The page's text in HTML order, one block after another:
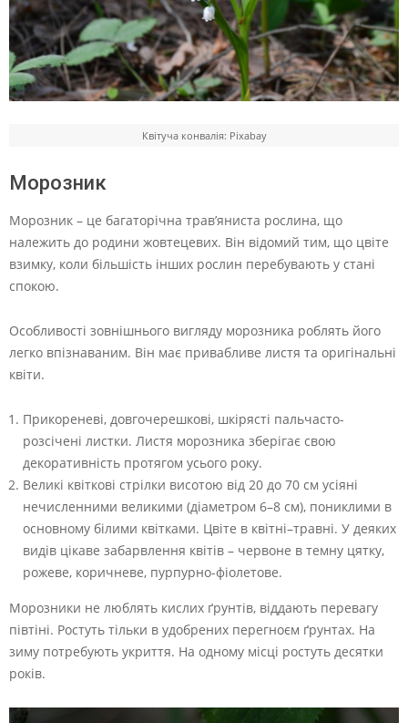
Квітуча конвалія: Pixabay
Морозник
Морозник – це багаторічна трав’яниста рослина, що
належить до родини жовтецевих. Він відомий тим, що цвіте
взимку, коли більшість інших рослин перебувають у стані
спокою.
Особливості зовнішнього вигляду морозника роблять його
легко впізнаваним. Він має привабливе листя та оригінальні
квіти.
Прикореневі, довгочерешкові, шкірясті пальчасто-
розсічені листки. Листя морозника зберігає свою
декоративність протягом усього року.
Великі квіткові стрілки висотою від 20 до 70 см усіяні
нечисленними великими (діаметром 6–8 см), пониклими в
основному білими квітками. Цвіте в квітні–травні. У деяких
видів цікаве забарвлення квітів – червоне в темну цятку,
рожеве, коричневе, пурпурно-фіолетове.
Морозники не люблять кислих ґрунтів, віддають перевагу
півтіні. Ростуть тільки в удобрених перегноєм ґрунтах. На
зиму потребують укриття. На одному місці ростуть десятки
років.